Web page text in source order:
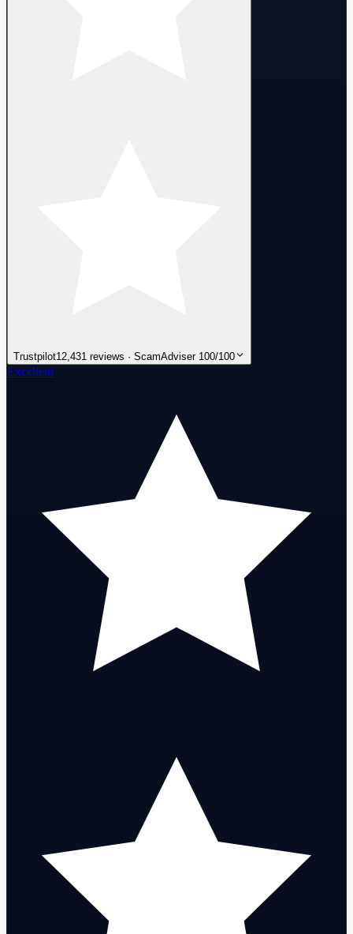
Trustpilot12,431 reviews · ScamAdviser 100/100
Excellent